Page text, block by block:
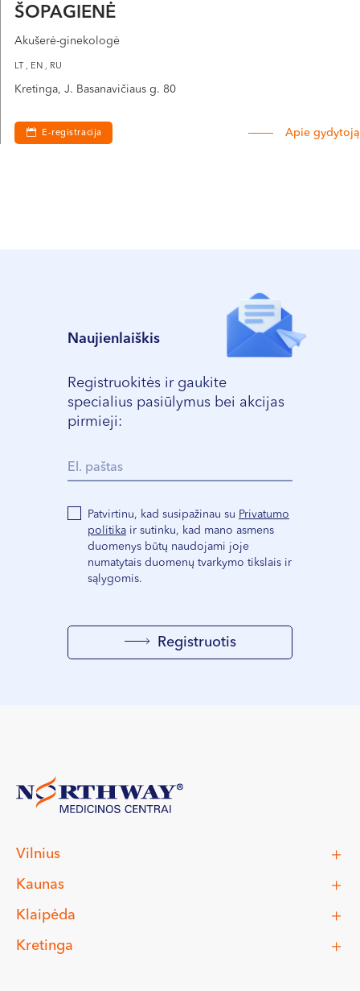
ŠOPAGIENĖ
Akušerė-ginekologė
LT , EN , RU
Kretinga, J. Basanavičiaus g. 80
E-registracija Apie gydytoją
Naujienlaiškis
Registruokitės ir gaukite
specialius pasiūlymus bei akcijas
pirmieji:
Patvirtinu, kad susipažinau su Privatumo
politika ir sutinku, kad mano asmens
duomenys būtų naudojami joje
numatytais duomenų tvarkymo tikslais ir
sąlygomis.
Registruotis
Vilnius
Kaunas
Klaipėda
Kretinga